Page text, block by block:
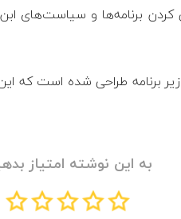
همچنین برای ۲ برنامه مختص گمرک، ۱۶ زیر
به این نوشته امتیاز